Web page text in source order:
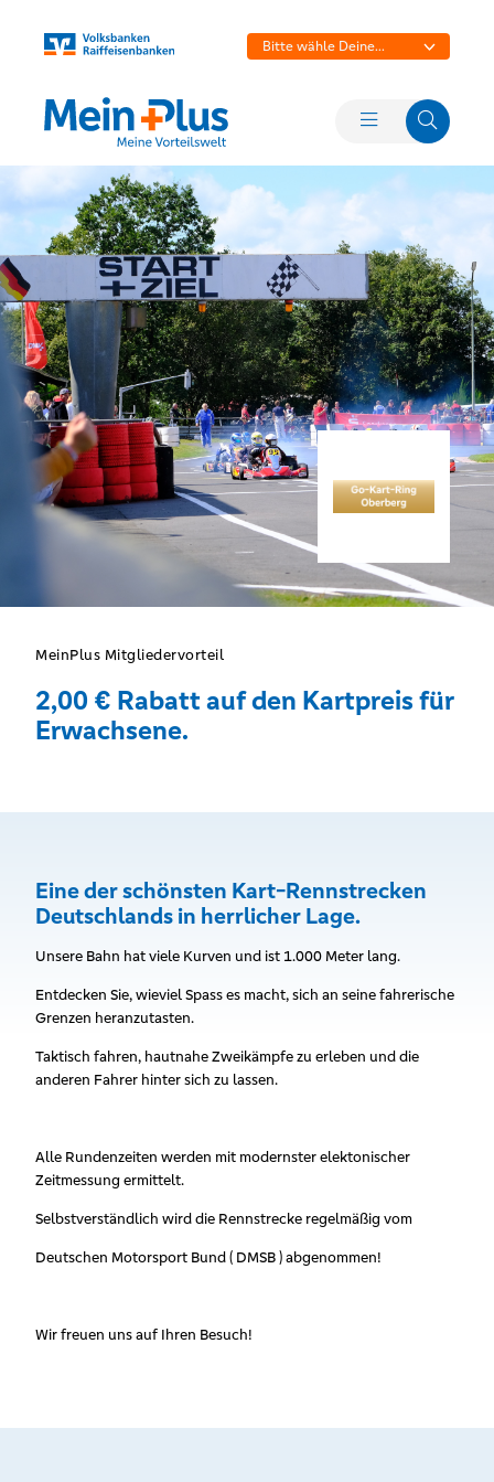
Bitte wähle Deine
MeinPlus Mitgliedervorteil
2,00 € Rabatt auf den Kartpreis für
Erwachsene.
Eine der schönsten Kart-Rennstrecken
Deutschlands in herrlicher Lage.
Unsere Bahn hat viele Kurven und ist 1.000 Meter lang.
Entdecken Sie, wieviel Spass es macht, sich an seine fahrerische
Grenzen heranzutasten.
Taktisch fahren, hautnahe Zweikämpfe zu erleben und die
anderen Fahrer hinter sich zu lassen.
Alle Rundenzeiten werden mit modernster elektonischer
Zeitmessung ermittelt.
Selbstverständlich wird die Rennstrecke regelmäßig vom
Deutschen Motorsport Bund ( DMSB ) abgenommen!
Wir freuen uns auf Ihren Besuch!